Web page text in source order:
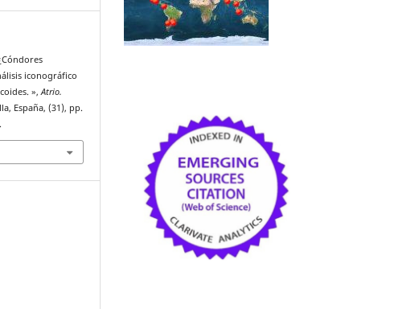
iconográfico
»,Atrio.
España, (31), pp.